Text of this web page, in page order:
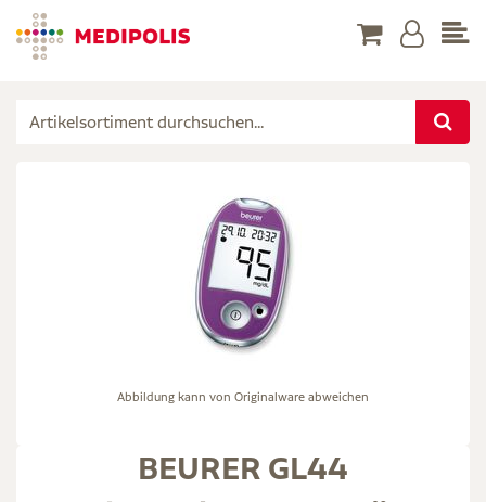
Abbildung kann von Originalware abweichen
BEURER GL44